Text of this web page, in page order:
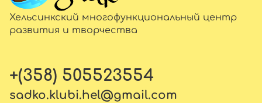
Хельсинкский многофункциональный центр
развития и творчества
+(358) 505523554
sadko.klubi.hel@gmail.com